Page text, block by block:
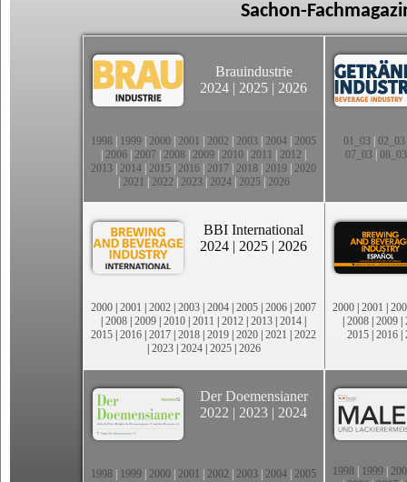
Sachon-
Brauindustrie
2024 | 2025 | 2026
1998 1999 2000 2001 2002 2003 2004 2005
2006 2007 2008 2009 2010 2011 2012
2013 2014 2015 2016 2017 2018 2019 2020
2021 2022 2023| 2024| 2025| 2026
01_03| 02_03
07_03 08_03
BBI International
2024 | 2025 | 2026
2000 | 2001 | 2002 | 2003 | 2004 | 2005 | 2006 | 2007
| 2008 | 2009 | 2010 | 2011 | 2012 | 2013 | 2014 |
2015 | 2016 | 2017 | 2018 | 2019 | 2020 | 2021 | 2022
| 2023| 2024| 2025| 2026
2000 | 2001 |
| 2008 | 2009 |
2015 | 2016 |
Der Doemensianer
2022 | 2023 | 2024
1998 1999 2000 2001 2002 2003 2004 2005
1998 1999